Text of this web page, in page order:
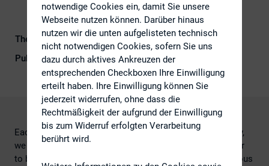
Themengebiete
Berichterstattung, Investoren
Publikationsform
Externe Publikationen
Each year, as part of our Global Investor Relations Survey,
we ask members of the IR community what they consider
to be the main investor relations challenges of the previous
notwendige Cookies ein, damit Sie unsere
Webseite nutzen können. Darüber hinaus
nutzen wir die unten aufgelisteten technisch
nicht notwendigen Cookies, sofern Sie uns
dazu durch aktives Ankreuzen der
entsprechenden Checkboxen Ihre Einwilligung
erteilt haben. Ihre Einwilligung können Sie
jederzeit widerrufen, ohne dass die
Rechtmäßigkeit der aufgrund der Einwilligung
bis zum Widerruf erfolgten Verarbeitung
berührt wird.